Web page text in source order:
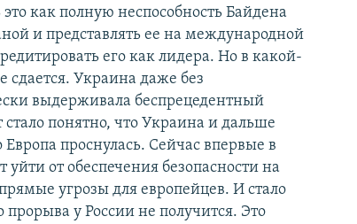
как полную неспособность Байдена
и представлять ее на международной
его как лидера. Но в какой-
сдается. Украина даже без
выдерживала беспрецедентный
понятно, что Украина и дальше
Европа проснулась. Сейчас впервые в
от обеспечения безопасности на
угрозы для европейцев. И стало
у России не получится. Это